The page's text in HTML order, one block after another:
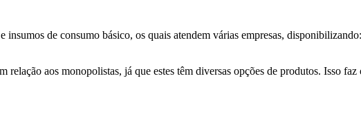
de consumo básico, os quais atendem várias empresas,
aos monopolistas, já que estes têm diversas opções de produtos. Isso